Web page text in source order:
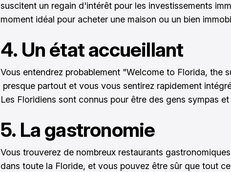
suscitent un regain d'intérêt pour les investissements
moment idéal pour acheter une maison ou un bien
4. Un état accueillant
Vous entendrez probablement "Welcome to Florida, the
presque partout et vous vous sentirez rapidement
Les Floridiens sont connus pour être des gens sympas
5. La gastronomie
Vous trouverez de nombreux restaurants
dans toute la Floride, et vous pouvez être sûr que tout